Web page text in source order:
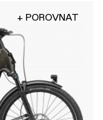
+ POROVNAT